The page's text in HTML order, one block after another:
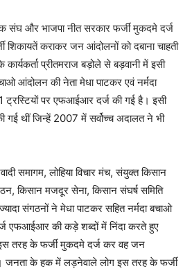
संघ और भाजपा नीत सरकार फर्जी मुकदमे दर्ज
शिकायतें कराकर जन आंदोलनों को दबाना चाहती
प्रीतमराज बड़ोले से बड़वानी में इसी
आंदोलन की नेता मेधा पाटकर एवं नर्मदा
ट्रस्टियों पर एफआईआर दर्ज की गई है। इसी
गई थीं जिन्हें 2007 में सर्वोच्च अदालत ने भी
समागम, लोहिया विचार मंच, संयुक्त किसान
किसान मजदूर सेना, किसान संघर्ष समिति
संगठनों ने मेधा पाटकर सहित नर्मदा बचाओ
एफआईआर की कड़े शब्दों में निंदा करते हुए
तरह के फर्जी मुकदमे दर्ज कर वह जन
जनता के हक में लड़नेवाले लोग इस तरह के फर्जी